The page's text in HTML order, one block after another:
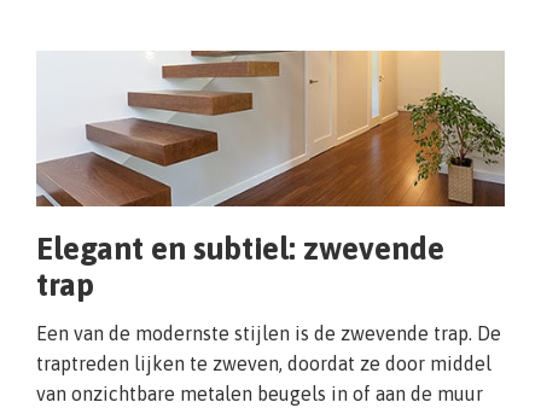
Elegant en subtiel: zwevende
trap
Een van de modernste stijlen is de zwevende trap. De
traptreden lijken te zweven, doordat ze door middel
van onzichtbare metalen beugels in of aan de muur